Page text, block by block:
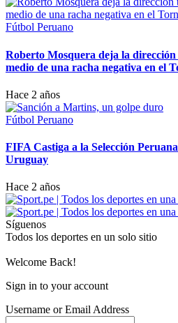
Fútbol Peruano
Roberto Mosquera deja la dirección
medio de una racha negativa en el
Hace 2 años
Fútbol Peruano
FIFA Castiga a la Selección
Uruguay
Hace 2 años
Síguenos
Todos los deportes en un solo sitio
Welcome Back!
Sign in to your account
Username or Email Address